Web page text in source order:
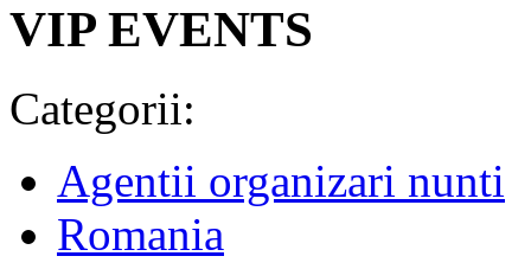
VIP EVENTS
Categorii:
Agentii organizari nunti
Romania